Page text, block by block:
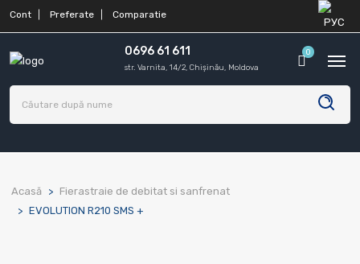
Cont Preferate Comparatie
0696 61 611
str. Varnita, 14/2, Chișinău, Moldova
0
Acasă
Fierastraie de debitat si sanfrenat
EVOLUTION R210 SMS +